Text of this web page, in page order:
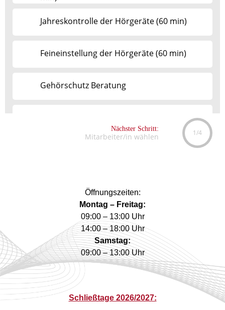
Öffnungszeiten:
Montag – Freitag:
09:00 – 13:00 Uhr
14:00 – 18:00 Uhr
Samstag:
09:00 – 13:00 Uhr
Schließtage 2026/2027: